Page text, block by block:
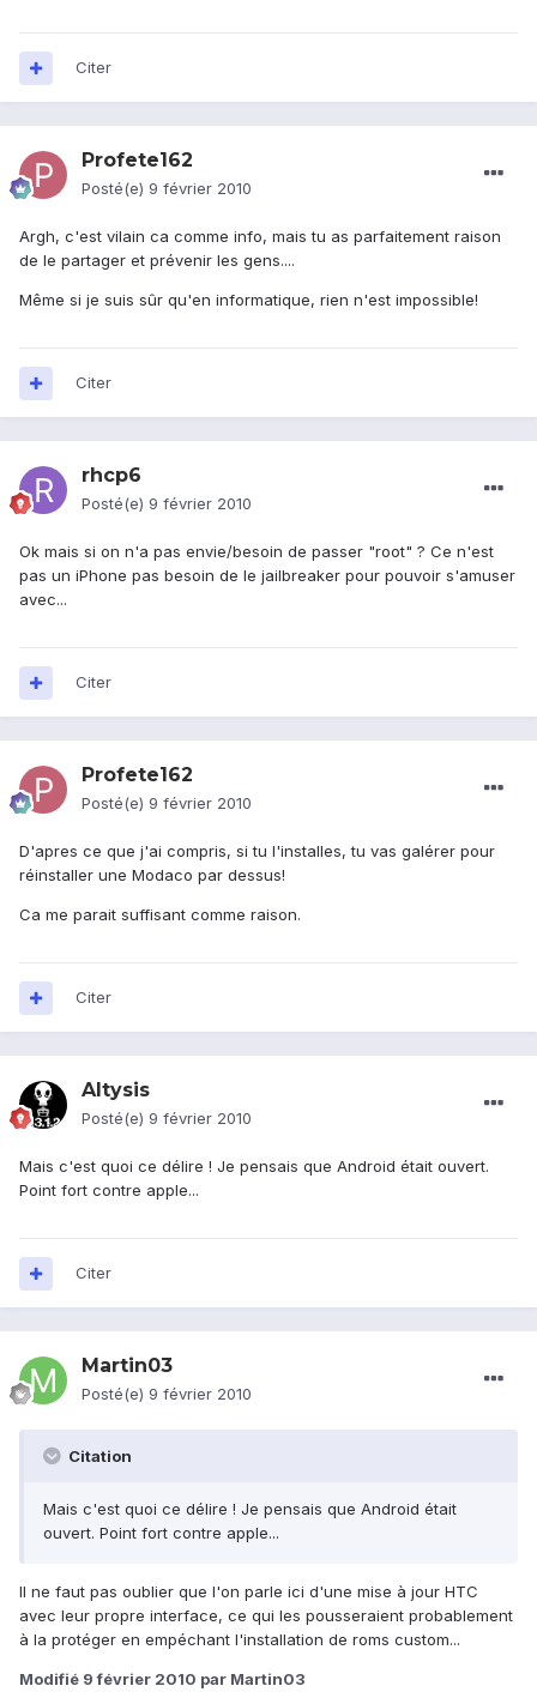
Citer
Profete162
Posté(e) 9 février 2010
Argh, c'est vilain ca comme info, mais tu as parfaitement raison
de le partager et prévenir les gens....
Même si je suis sûr qu'en informatique, rien n'est impossible!
Citer
rhcp6
Posté(e) 9 février 2010
Ok mais si on n'a pas envie/besoin de passer "root" ? Ce n'est
pas un iPhone pas besoin de le jailbreaker pour pouvoir s'amuser
avec...
Citer
Profete162
Posté(e) 9 février 2010
D'apres ce que j'ai compris, si tu l'installes, tu vas galérer pour
réinstaller une Modaco par dessus!
Ca me parait suffisant comme raison.
Citer
Altysis
Posté(e) 9 février 2010
Mais c'est quoi ce délire ! Je pensais que Android était ouvert.
Point fort contre apple...
Citer
Martin03
Posté(e) 9 février 2010
Citation
Mais c'est quoi ce délire ! Je pensais que Android était
ouvert. Point fort contre apple...
Il ne faut pas oublier que l'on parle ici d'une mise à jour HTC
avec leur propre interface, ce qui les pousseraient probablement
à la protéger en empéchant l'installation de roms custom...
Modifié 9 février 2010 par Martin03